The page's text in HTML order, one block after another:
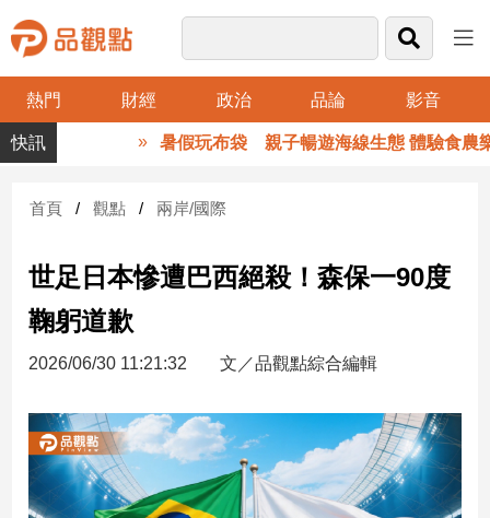
熱門 財經 政治 品論 影音
品
觀
財
台
財
新
產
經/
股
市
暑假玩布袋 親子暢遊海線生態 體驗食農樂
首頁 觀點 兩岸/國際
世足日本慘遭巴西絕殺！森保一90度
鞠躬道歉
2026/06/30 11:21:32 文／品觀點綜合編輯